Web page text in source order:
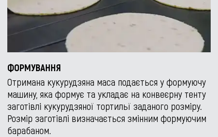
ФОРМУВАННЯ
Отримана кукурудзяна маса подається у формуючу
машину, яка формує та укладає на конвеєрну тенту
заготівлі кукурудзяної тортильї заданого розміру.
Розмір заготівлі визначається змінним формуючим
барабаном.